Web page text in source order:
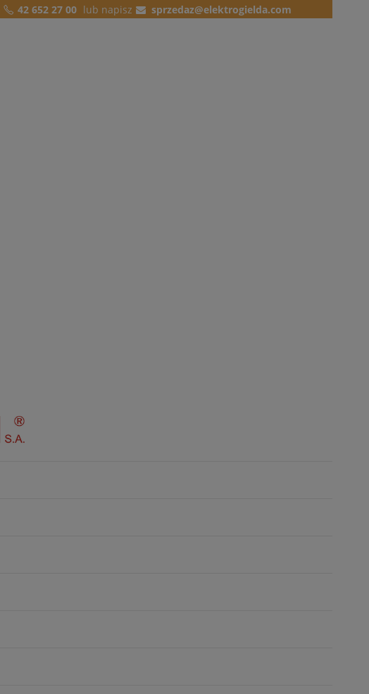
42 652 27 00 lub napisz sprzedaz@elektrogielda.com